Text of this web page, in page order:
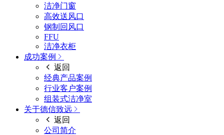
洁净门窗
高效送风口
钢制回风口
FFU
洁净衣柜
成功案例
返回
经典产品案例
行业客户案例
组装式洁净室
关于德信致远
返回
公司简介